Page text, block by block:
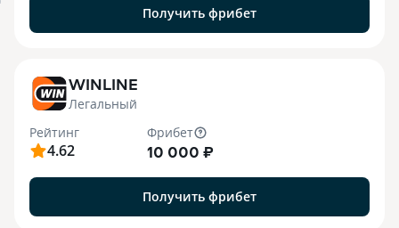
Получить фрибет
WINLINE
Легальный
Рейтинг
4.62
Фрибет
10 000 ₽
Получить фрибет